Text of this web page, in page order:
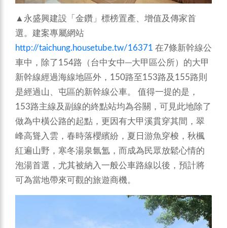
▲永盛興建設「金鑽」標榜置產、增值及傳家首
選。建案專屬網站
http://taichung.housetube.tw/16371 在7條新幹線公
車中，除了154路（台中女中─大甲區公所）的大甲
新幹線經過海線地區外，150路至153路及155路則
是經過山、屯區的新幹線公車。 值得一提的是，
153路主線及副線的終點站均為谷關，可見此地除了
做為中橫公路的起點，更因有大甲溪貫穿其間，翠
峰高聳入雲，春時落櫻繽紛，夏日游魚穿梭，秋楓
紅遍山野，寒冬湯泉氤氲，而成為民眾放鬆心情的
泡湯首選，尤其被納入一般公車路線以後，預計將
可為當地帶來可觀的旅遊商機。